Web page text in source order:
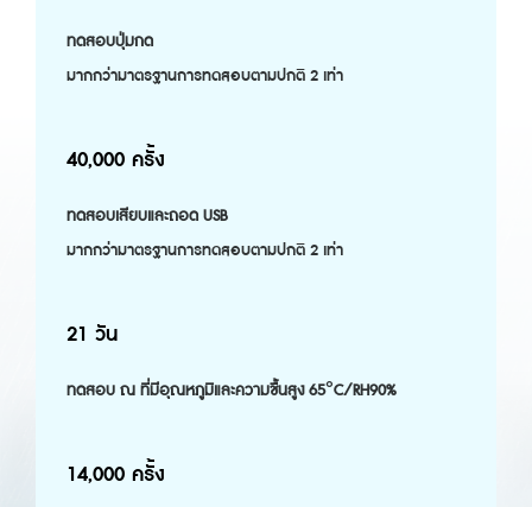
ทดสอบปุ่มกด
มากกว่ามาตรฐานการทดสอบตามปกติ 2 เท่า
40,000 ครั้ง
ทดสอบเสียบและถอด USB
มากกว่ามาตรฐานการทดสอบตามปกติ 2 เท่า
21 วัน
ทดสอบ ณ ที่มีอุณหภูมิและความชื้นสูง 65°C/RH90%
14,000 ครั้ง